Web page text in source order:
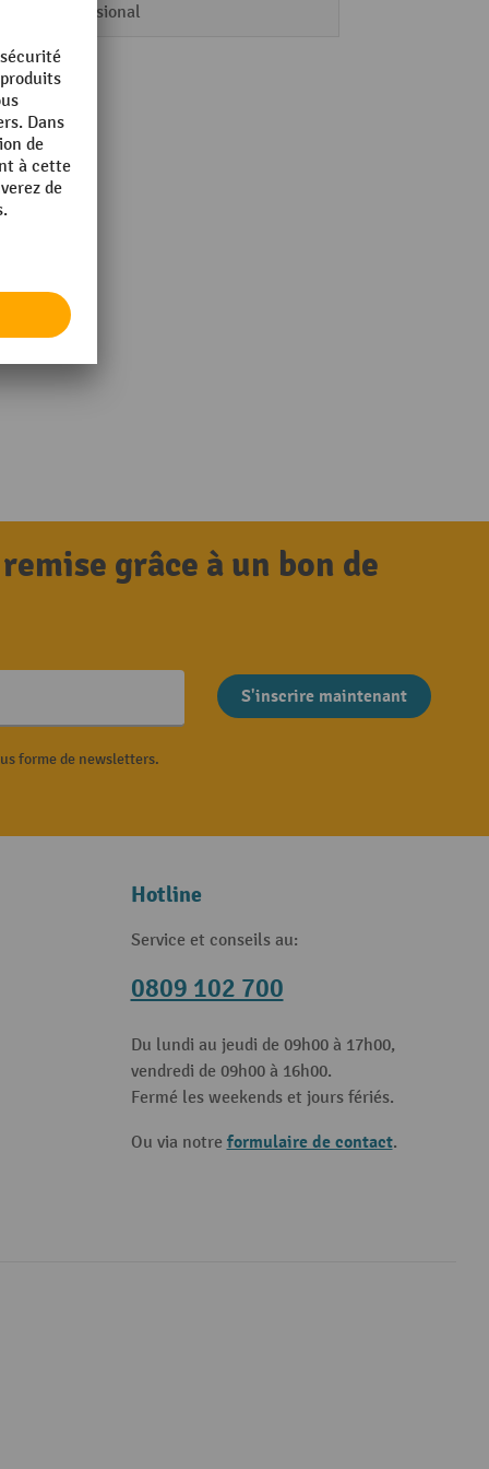
Professional
grâce à un bon de
S'inscrire maintenant
forme de newsletters.
Hotline
Service et conseils au:
0809 102 700
Du lundi au jeudi de 09h00 à 17h00,
vendredi de 09h00 à 16h00.
Fermé les weekends et jours fériés.
Ou via notre formulaire de contact.